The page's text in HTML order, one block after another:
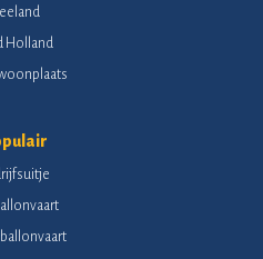
Holland